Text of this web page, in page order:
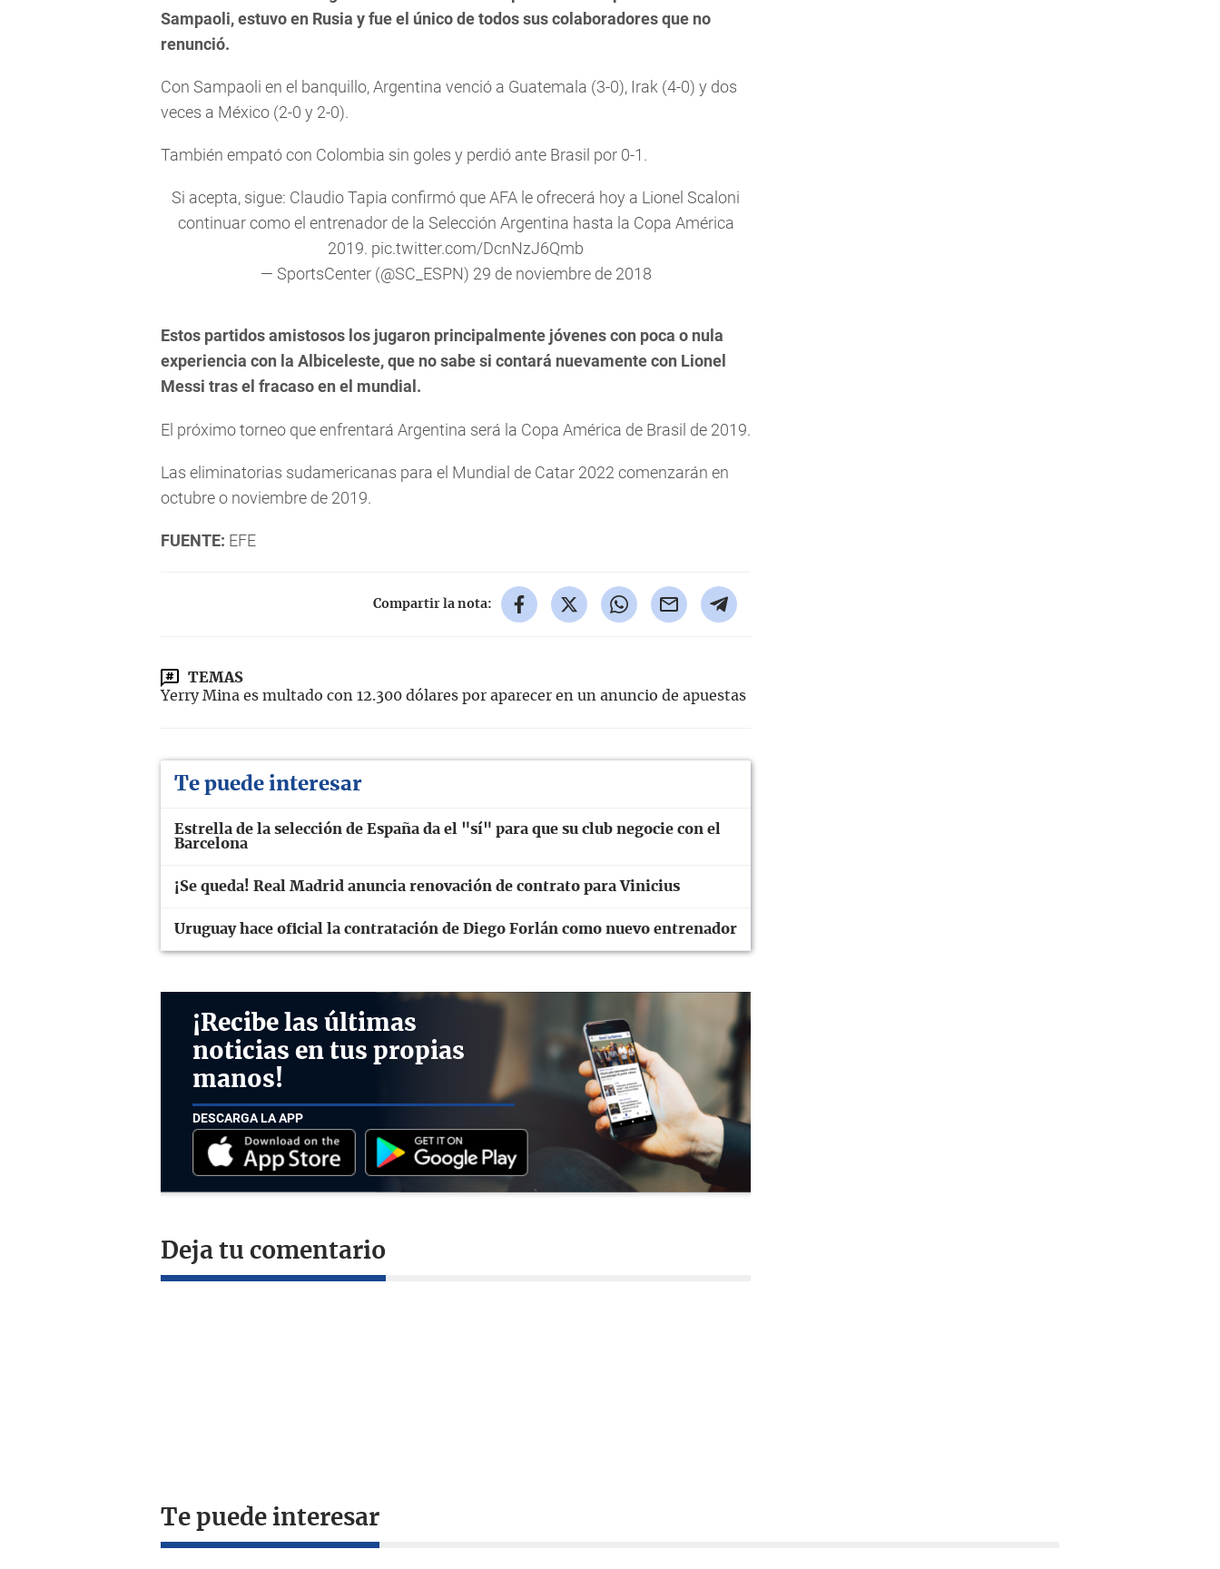
Sampaoli, estuvo en Rusia y fue el único de todos sus colaboradores que no
renunció.
Con Sampaoli en el banquillo, Argentina venció a Guatemala (3-0), Irak (4-0) y dos
veces a México (2-0 y 2-0).
También empató con Colombia sin goles y perdió ante Brasil por 0-1.
Si acepta, sigue: Claudio Tapia confirmó que AFA le ofrecerá hoy a Lionel Scaloni
continuar como el entrenador de la Selección Argentina hasta la Copa América
2019. pic.twitter.com/DcnNzJ6Qmb
— SportsCenter (@SC_ESPN) 29 de noviembre de 2018
Estos partidos amistosos los jugaron principalmente jóvenes con poca o nula
experiencia con la Albiceleste, que no sabe si contará nuevamente con Lionel
Messi tras el fracaso en el mundial.
El próximo torneo que enfrentará Argentina será la Copa América de Brasil de 2019.
Las eliminatorias sudamericanas para el Mundial de Catar 2022 comenzarán en
octubre o noviembre de 2019.
FUENTE: EFE
Compartir la nota:
TEMAS
Yerry Mina es multado con 12.300 dólares por aparecer en un anuncio de apuestas
Te puede interesar
Estrella de la selección de España da el "sí" para que su club negocie con el
Barcelona
¡Se queda! Real Madrid anuncia renovación de contrato para Vinicius
Uruguay hace oficial la contratación de Diego Forlán como nuevo entrenador
¡Recibe las últimas
noticias en tus propias
manos!
DESCARGA LA APP
Deja tu comentario
Te puede interesar